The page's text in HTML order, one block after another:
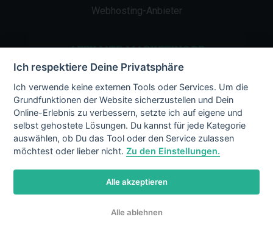
Webhosting-Anbieter
AFFILIATE-MARKETING.DE
Impressum
Kontakt
Datenschutz
Marketing.de/ LiMBo v2.8
Ich respektiere Deine Privatsphäre
Ich verwende keine externen Tools oder Services. Um die
Grundfunktionen der Website sicherzustellen und Dein
Online-Erlebnis zu verbessern, setzte ich auf eigene und
selbst gehostete Lösungen. Du kannst für jede Kategorie
auswählen, ob Du das Tool oder den Service zulassen
möchtest oder lieber nicht.Zu den Einstellungen.
Alle akzeptieren
Alle ablehnen